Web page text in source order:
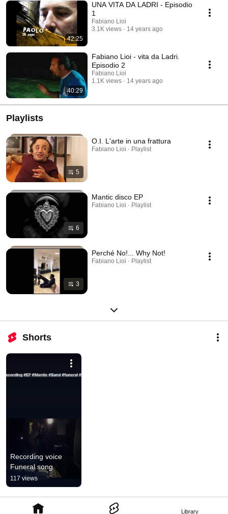
Library
42:25
UNA VITA DA LADRI - Episodio
1
Fabiano Lioi
3.1K views
14 years ago
40:29
Fabiano Lioi - vita da Ladri.
Episodio 2
Fabiano Lioi
1.1K views
14 years ago
Playlists
5
O.I. L'arte in una frattura
Fabiano Lioi · Playlist
6
Mantic disco EP
Fabiano Lioi · Playlist
3
Perché No!... Why Not!
Fabiano Lioi · Playlist
Shorts
Recording voice
Funeral song
117 views